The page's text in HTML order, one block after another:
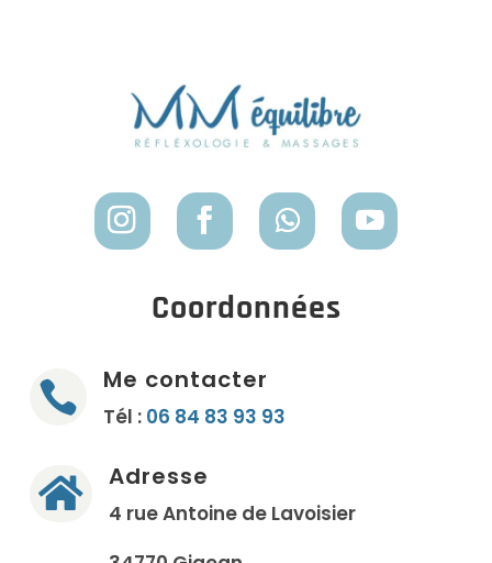
Coordonnées
 Me contacter
Tél : 06 84 83 93 93
 Adresse
4 rue Antoine de Lavoisier